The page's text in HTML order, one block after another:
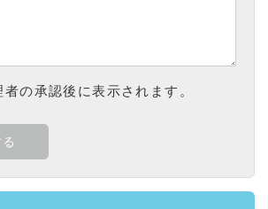
の承認後に表示されます。